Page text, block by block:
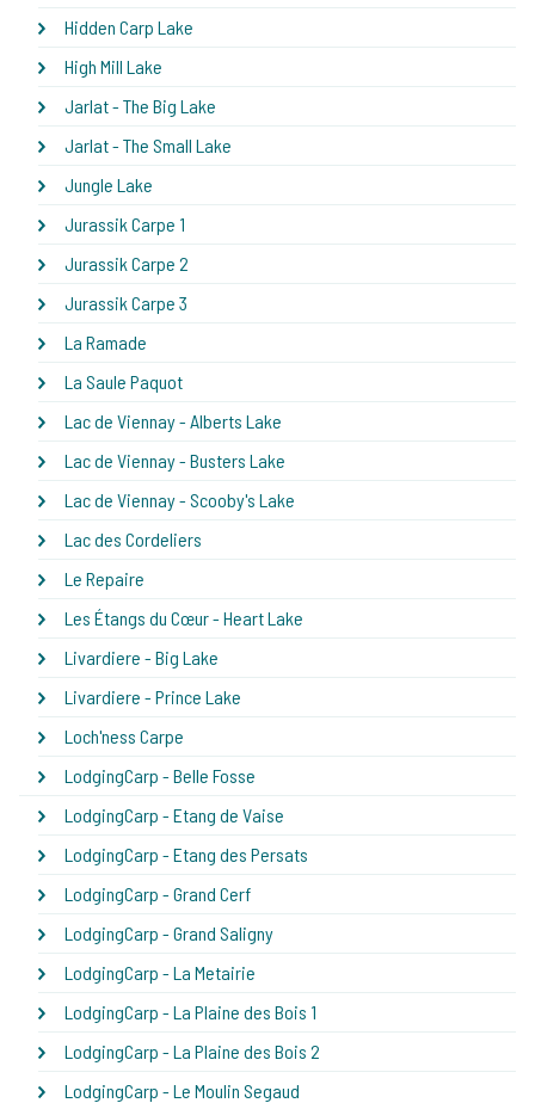
Hidden Carp Lake
High Mill Lake
Jarlat - The Big Lake
Jarlat - The Small Lake
Jungle Lake
Jurassik Carpe 1
Jurassik Carpe 2
Jurassik Carpe 3
La Ramade
La Saule Paquot
Lac de Viennay - Alberts Lake
Lac de Viennay - Busters Lake
Lac de Viennay - Scooby's Lake
Lac des Cordeliers
Le Repaire
Les Étangs du Cœur - Heart Lake
Livardiere - Big Lake
Livardiere - Prince Lake
Loch'ness Carpe
LodgingCarp - Belle Fosse
LodgingCarp - Etang de Vaise
LodgingCarp - Etang des Persats
LodgingCarp - Grand Cerf
LodgingCarp - Grand Saligny
LodgingCarp - La Metairie
LodgingCarp - La Plaine des Bois 1
LodgingCarp - La Plaine des Bois 2
LodgingCarp - Le Moulin Segaud